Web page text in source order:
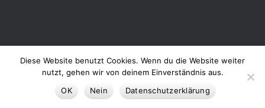
Diese Website benutzt Cookies. Wenn du die Website weiter
nutzt, gehen wir von deinem Einverständnis aus.
OK
Nein Datenschutzerklärung